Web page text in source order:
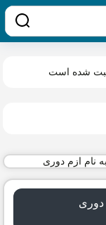
ثبت شده است
نام ازم دوری
دوری